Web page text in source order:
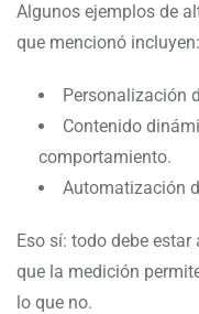
Algunos ejemplos de
que mencionó incluyen:
Personalización
Contenido
comportamiento.
Automatización
Eso sí: todo debe
que la medición
lo que no.